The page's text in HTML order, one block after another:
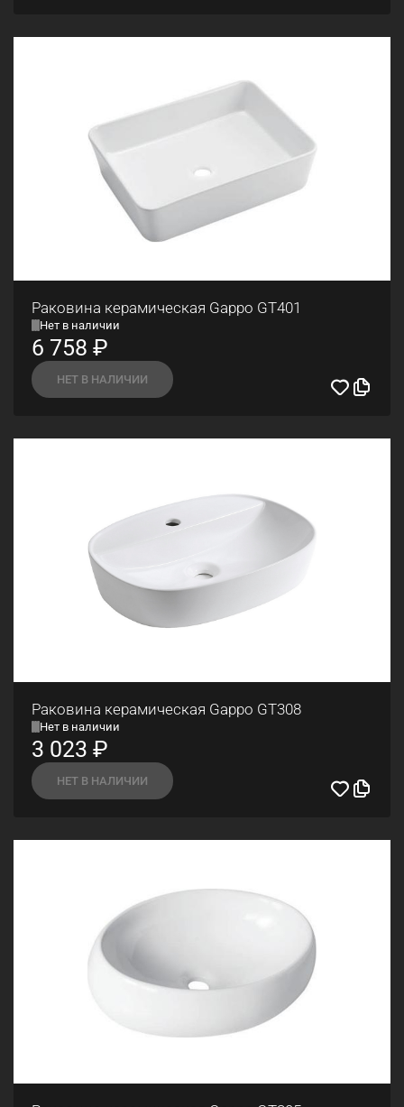
Раковина керамическая Gappo GT401
Нет в наличии
6 758 ₽
НЕТ В НАЛИЧИИ
Раковина керамическая Gappo GT308
Нет в наличии
3 023 ₽
НЕТ В НАЛИЧИИ